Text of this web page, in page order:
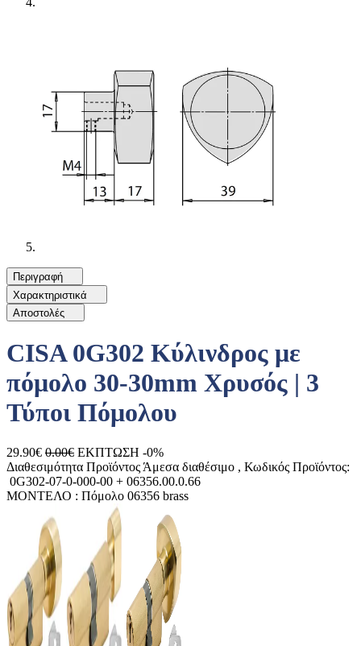
Περιγραφή
Χαρακτηριστικά
Αποστολές
CISA 0G302 Κύλινδρος με
πόμολο 30-30mm Χρυσός | 3
Τύποι Πόμολου
29.90€ 0.00€ ΕΚΠΤΩΣΗ -0%
Διαθεσιμότητα Προϊόντος Άμεσα διαθέσιμο , Κωδικός Προϊόντος:
0G302-07-0-000-00 + 06356.00.0.66
ΜΟΝΤΕΛΟ : Πόμολο 06356 brass